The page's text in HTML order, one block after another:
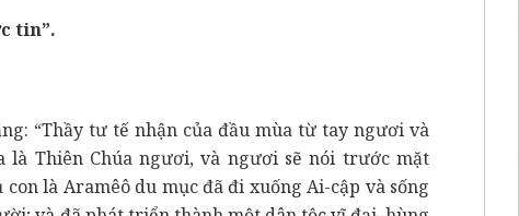
tin”.
“Thầy tư tế nhận của đầu mùa từ tay ngươi và
là Thiên Chúa ngươi, và ngươi sẽ nói trước mặt
con là Aramêô du mục đã đi xuống Ai-cập và sống